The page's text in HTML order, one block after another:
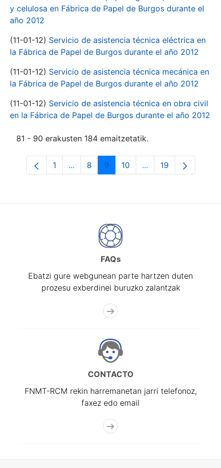
y celulosa en Fábrica de Papel de Burgos durante el
año 2012
(11-01-12) Servicio de asistencia técnica eléctrica en
la Fábrica de Papel de Burgos durante el año 2012
(11-01-12) Servicio de asistencia técnica mecánica en
la Fábrica de Papel de Burgos durante el año 2012
(11-01-12) Servicio de asistencia técnica en obra civil
en la Fábrica de Papel de Burgos durante el año 2012
81 - 90 erakusten 184 emaitzetatik.
Orrialdea
1 ...Intermediate Pages Use TAB to
Orrialdea
8 Orrialdea
9 Orrialdea
10 ...Intermediate Pages
Orrialdea
19
FAQs
Ebatzi gure webgunean parte hartzen duten
prozesu exberdinei buruzko zalantzak
CONTACTO
FNMT-RCM rekin harremanetan jarri telefonoz,
faxez edo email